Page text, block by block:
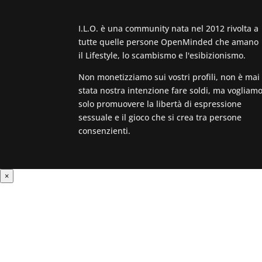
I.L.O. è una community nata nel 2012 rivolta a
tutte quelle persone OpenMinded che amano
il Lifestyle, lo scambismo e l'esibizionismo.
Non monetizziamo sui vostri profili, non è mai
stata nostra intenzione fare soldi, ma
solo promuovere la libertà di espressione
sessuale e il gioco che si crea tra persone
consenzienti.
×